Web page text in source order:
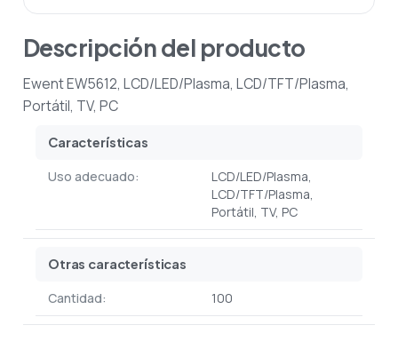
Descripción del producto
Ewent EW5612, LCD/LED/Plasma, LCD/TFT/Plasma,
Portátil, TV, PC
Características
Uso adecuado:
LCD/LED/Plasma,
LCD/TFT/Plasma,
Portátil, TV, PC
Otras características
Cantidad: 100